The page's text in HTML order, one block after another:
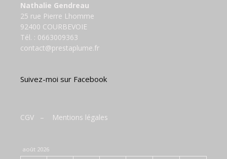
Nathalie Gendreau
25 rue Pierre Lhomme
92400 COURBEVOIE
Tél. : 0663009363
contact@prestaplume.fr
Suivez-moi sur Facebook
CGV – Mentions légales
août 2026